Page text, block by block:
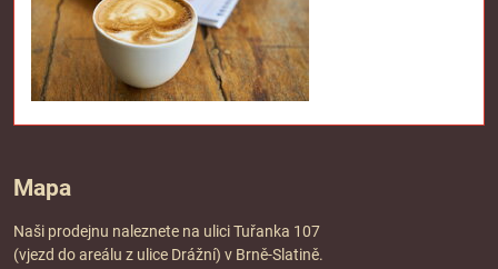
Mapa
Naši prodejnu naleznete na ulici Tuřanka 107
(vjezd do areálu z ulice Drážní) v Brně-Slatině.